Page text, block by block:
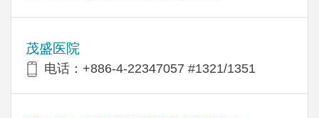
茂盛医院
电话：+886-4-22347057 #1321/1351